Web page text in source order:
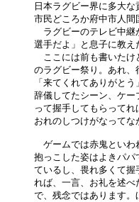
日本ラグビー界に多大
市民どころか府中市人間
ラグビーのテレビ中継
選手だよ」と息子に教
ここには前も書いたけ
のラグビー祭り。あれ
「来てくれてありがと
辞儀してたシーン、ケ
って握手してもらって
おれのしつけがなってな
ゲームでは赤鬼といわ
抱っこした姿はよきパ
ているし、畏れ多くて
れば、一言、お礼を述
で、残念ではあります